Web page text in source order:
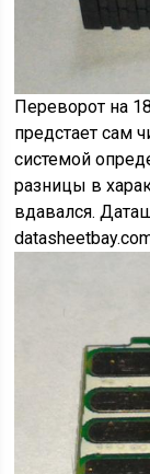
Переворот на
предстает сам
системой
разницы в
вдавался.